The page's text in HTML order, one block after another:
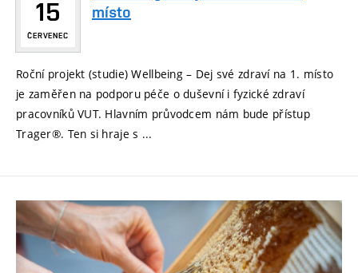
15
ČERVENEC
místo
Roční projekt (studie) Wellbeing – Dej své zdraví na 1. místo
je zaměřen na podporu péče o duševní i fyzické zdraví
pracovníků VUT. Hlavním průvodcem nám bude přístup
Trager®. Ten si hraje s ...